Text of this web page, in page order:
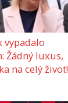
vypadalo
Žádný luxus,
na celý život!